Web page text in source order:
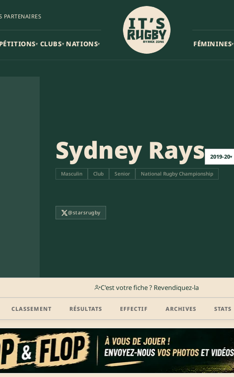
PARTENAIRES
▾ CLUBS▾ NATIONS▾ FÉMININES▾
Sydney Rays 2019-20▾
Masculin Club Senior National Rugby Championship
@starsrugby
C'est votre fiche ? Revendiquez-la
CLASSEMENT RÉSULTATS EFFECTIF ARCHIVES STATS